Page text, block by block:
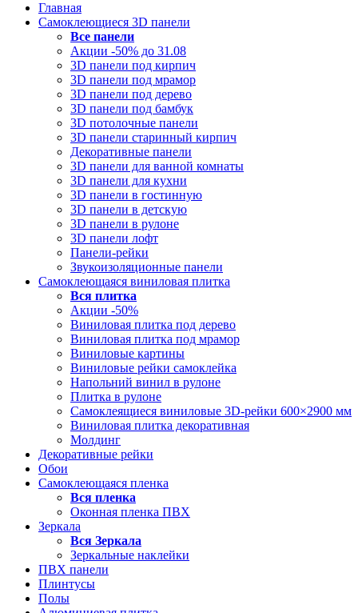
Главная
Самоклеющиеся 3D панели
Все панели
Акции -50% до 31.08
3D панели под кирпич
3D панели под мрамор
3D панели под дерево
3D панели под бамбук
3D потолочные панели
3D панели старинный кирпич
Декоративные панели
3D панели для ванной комнаты
3D панели для кухни
3D панели в гостинную
3D панели в детскую
3D панели в рулоне
3D панели лофт
Панели-рейки
Звукоизоляционные панели
Самоклеющаяся виниловая плитка
Вся плитка
Акции -50%
Виниловая плитка под дерево
Виниловая плитка под мрамор
Виниловые картины
Виниловые рейки самоклейка
Напольний винил в рулоне
Плитка в рулоне
Самоклеящиеся виниловые 3D‑рейки 600×2900 мм
Виниловая плитка декоративная
Молдинг
Декоративные рейки
Обои
Самоклеющаяся пленка
Вся пленка
Оконная пленка ПВХ
Зеркала
Вся Зеркала
Зеркальные наклейки
ПВХ панели
Плинтусы
Полы